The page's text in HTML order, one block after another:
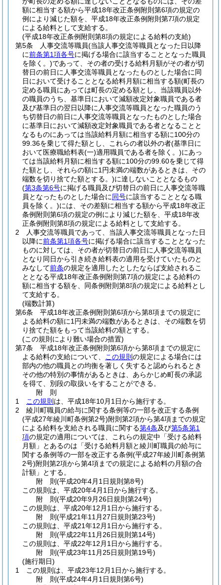
額に相当する額から平成18年改正条例附則第6項の規定の
例により減じた額を、平成18年改正条例附則第7項の規定
による給料として支給する。
(平成18年改正条例附則第8項の規定による給料の支給)
第5条
人事交流等職員(当該人事交流等職員となった日以降
に前条第1項各号に掲げる場合に該当することとなった職員
を除く。)であって、その者の受ける給料月額がその者が切
替日の前日に人事交流等職員となったものとした場合に同
日において受けることとなる給料月額に相当する額(町長の
定める職員にあっては町長の定める額とし、当該職員以外
の職員のうち、基準日において減額改定対象職員である者
及び基準日の翌日以降に人事交流等職員となった職員のう
ち切替日の前日に人事交流等職員となったものとした場合
に基準日において減額改定対象職員である者となることと
なるものにあっては当該給料月額に相当する額に100分の
99.36を乗じて得た額とし、これらの者以外の者(基準日に
おいて医療職給料表(一)適用職員である者を除く。)にあっ
ては当該給料月額に相当する額に100分の99.60を乗じて得
た額とし、それらの額に1円未満の端数があるときは、その
端数を切り捨てた額とする。)に達しないこととなるもの
(第3条第6号に掲げる職員及び切替日の前日に人事交流等職
員となったものとした場合に同号に該当することとなる職
員を除く。)には、その差額に相当する額から平成18年改正
条例附則第6項の規定の例により減じた額を、平成18年改
正条例附則第8項の規定による給料として支給する。
2
人事交流等職員であって、当該人事交流等職員となった日
以降に前条第1項各号に掲げる場合に該当することとなった
ものに対しては、その者が切替日の前日に人事交流等職員
となり同日から引き続き給料表の適用を受けていたものと
みなして前条の規定を適用したとしたならば支給されるこ
ととなる平成18年改正条例附則第7項の規定による給料の
額に相当する額を、同条例附則第8項の規定による給料とし
て支給する。
(端数計算)
第6条
平成18年改正条例附則第6項から第8項までの規定に
よる給料の額に1円未満の端数があるときは、その端数を切
り捨てた額をもって当該給料の額とする。
(この規則により難い場合の措置)
第7条
平成18年改正条例附則第6項から第8項までの規定に
よる給料の支給について、
この規則 の規定による場合には
部内の他の職員との均衡を著しく失すると認められるとき
その他の特別の事情があるときは、あらかじめ町長の承認
を得て、別段の取扱いをすることができる。
附 則
1
この規則 は、平成18年10月1日から施行する。
2
綾川町職員の給与に関する条例等の一部を改正する条例
(平成27年綾川町条例第2号)附則第2項から第4項までの規定
による給料を支給される職員に関する第4条及び第5条第1
項の規定の適用については、これらの規定中「受ける給料
月額」とあるのは「受ける給料月額と綾川町職員の給与に
関する条例等の一部を改正する条例(平成27年綾川町条例第
2号)附則第2項から第4項までの規定による給料の月額の合
計額」とする。
附 則(平成20年4月1日規則第8号)
この規則は、平成20年4月1日から施行する。
附 則(平成20年9月26日規則第24号)
この規則は、平成20年12月1日から施行する。
附 則(平成21年11月27日規則第23号)
この規則は、平成21年12月1日から施行する。
附 則(平成22年11月26日規則第14号)
この規則は、平成22年12月1日から施行する。
附 則(平成23年11月25日規則第19号)
(施行期日)
1
この規則は、平成23年12月1日から施行する。
附 則(平成24年4月1日規則第6号)